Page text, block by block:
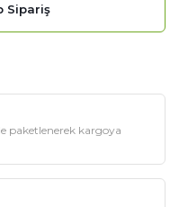
Sipariş
paketlenerek kargoya